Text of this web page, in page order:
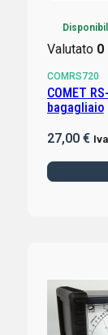
Valutato 0
COMRS720
COMET
bagagliaio
27,00 €